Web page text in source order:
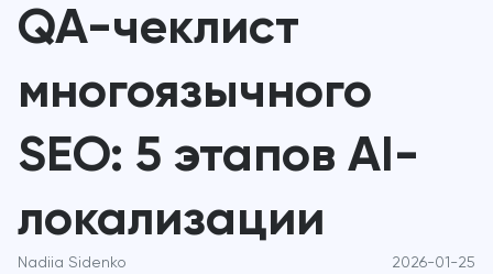
QA-чеклист
многоязычного
SEO: 5 этапов AI-
локализации
Nadiia Sidenko 2026-01-25